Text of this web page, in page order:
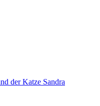
der Katze Sandra